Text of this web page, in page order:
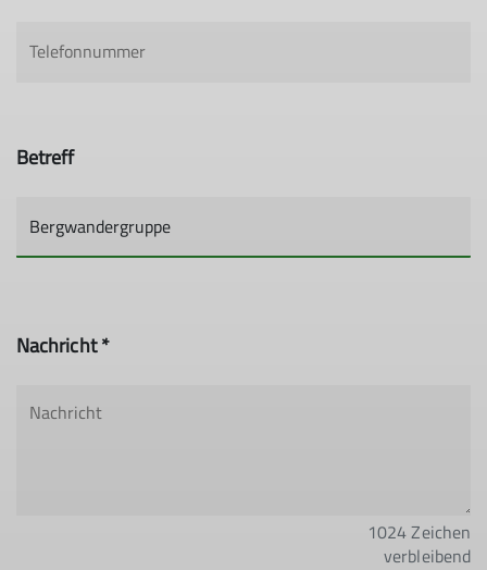
Betreff
Nachricht *
1024Zeichen
verbleibend